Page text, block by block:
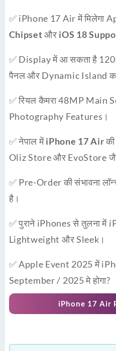
✅ iPhone 17 Air में मिलेगा
Chipsetऔर iOS 18
✅ Display में आ सकता है
पैनल और Dynamic Island
✅ रियल कैमरा 48MP Main
Photography Features।
✅ नेपाल मेंiPhone 17 Air
Oliz Store और EvoStore
✅ Pre-Order की संभावना
है।
✅ पुराने iPhones से तुलना में
Lightweight और Sleek।
✅ Apple Event 2025 में
September / 2025 मे होगा?
iPhone 17 Air